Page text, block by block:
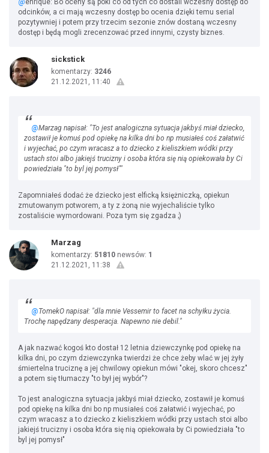
@enrique: Bo oceny są póki co od tych co dostali wczesny dostęp do
odcinków, a ci mają wczesny dostęp bo ocenia dzięki temu serial
pozytywniej i potem przy trzecim sezonie znów dostaną wczesny
dostęp i będą mogli zrecenzować przed innymi, czysty biznes.
sickstick
komentarzy: 3246
21.12.2021, 11:40
@Marzag napisał: "To jest analogiczna sytuacja jakbyś miał dziecko,
zostawił je komuś pod opiekę na kilka dni bo np musiałeś coś załatwić
i wyjechać, po czym wracasz a to dziecko z kieliszkiem wódki przy
ustach stoi albo jakiejś trucizny i osoba która się nią opiekowała by Ci
powiedziała "to byl jej pomysł""
Zapomniałeś dodać że dziecko jest elficką księżniczką, opiekun
zmutowanym potworem, a ty z żoną nie wyjechaliście tylko
zostaliście wymordowani. Poza tym się zgadza ;)
Marzag
komentarzy: 51810 newsów: 1
21.12.2021, 11:38
@TomekO napisał: "dla mnie Vessemir to facet na schyłku życia.
Trochę napędzany desperacja. Napewno nie debil."
A jak nazwać kogoś kto dostał 12 letnia dziewczynkę pod opiekę na
kilka dni, po czym dziewczynka twierdzi że chce żeby wlać w jej żyły
śmiertelna truciznę a jej chwilowy opiekun mówi "okej, skoro chcesz"
a potem się tłumaczy "to był jej wybór"?
To jest analogiczna sytuacja jakbyś miał dziecko, zostawił je komuś
pod opiekę na kilka dni bo np musiałeś coś załatwić i wyjechać, po
czym wracasz a to dziecko z kieliszkiem wódki przy ustach stoi albo
jakiejś trucizny i osoba która się nią opiekowała by Ci powiedziała "to
byl jej pomysł"